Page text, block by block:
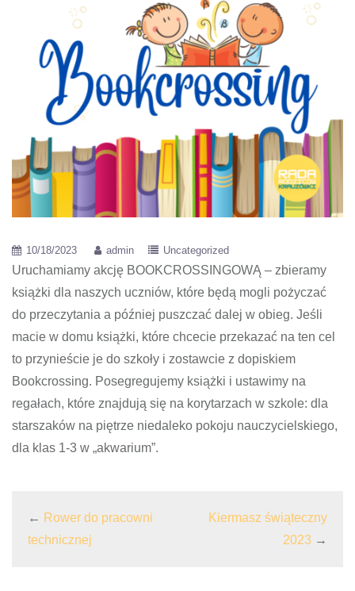
10/18/2023 admin Uncategorized
Uruchamiamy akcję BOOKCROSSINGOWĄ – zbieramy
książki dla naszych uczniów, które będą mogli pożyczać
do przeczytania a później puszczać dalej w obieg. Jeśli
macie w domu książki, które chcecie przekazać na ten cel
to przynieście je do szkoły i zostawcie z dopiskiem
Bookcrossing. Posegregujemy książki i ustawimy na
regałach, które znajdują się na korytarzach w szkole: dla
starszaków na piętrze niedaleko pokoju nauczycielskiego,
dla klas 1-3 w „akwarium”.
← Rower do pracowni
technicznej
Kiermasz świąteczny
2023 →